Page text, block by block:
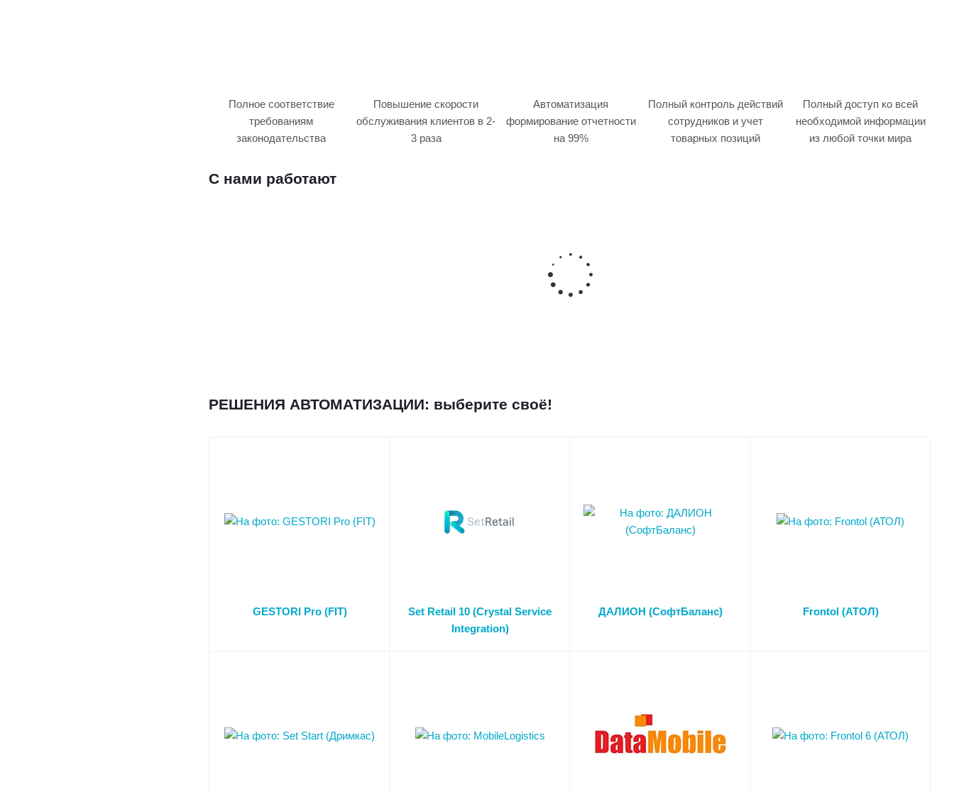
Полное соответствие
требованиям
законодательства
Повышение скорости
обслуживания клиентов в 2-
3 раза
Автоматизация
формирование отчетности
на 99%
Полный контроль действий
сотрудников и учет
товарных позиций
Полный доступ ко всей
необходимой информации
из любой точки мира
С нами работают
РЕШЕНИЯ АВТОМАТИЗАЦИИ: выберите своё!
GESTORI Pro (FIT)
Set Retail 10 (Crystal Service
Integration)
ДАЛИОН (СофтБаланс) Frontol (АТОЛ)